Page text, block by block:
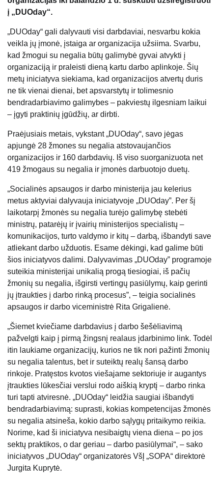
į „DUOday“.
„DUOday“ gali dalyvauti visi darbdaviai, nesvarbu kokia
veikla jų įmonė, įstaiga ar organizacija užsiima. Svarbu,
kad žmogui su negalia būtų galimybė gyvai atvykti į
organizaciją ir praleisti dieną kartu darbo aplinkoje. Šių
metų iniciatyva siekiama, kad organizacijos atvertų duris
ne tik vienai dienai, bet apsvarstytų ir tolimesnio
bendradarbiavimo galimybes – pakviestų ilgesniam laikui
– įgyti praktinių įgūdžių, ar dirbti.
Praėjusiais metais, vykstant „DUOday“, savo jėgas
apjungė 28 žmones su negalia atstovaujančios
organizacijos ir 160 darbdavių. Iš viso suorganizuota net
419 žmogaus su negalia ir įmonės darbuotojo duetų.
„Socialinės apsaugos ir darbo ministerija jau kelerius
metus aktyviai dalyvauja iniciatyvoje „DUOday”. Per šį
laikotarpį žmonės su negalia turėjo galimybę stebėti
ministrų, patarėjų ir įvairių ministerijos specialistų –
komunikacijos, turto valdymo ir kitų – darbą, išbandyti save
atliekant darbo užduotis. Esame dėkingi, kad galime būti
šios iniciatyvos dalimi. Dalyvavimas „DUOday” programoje
suteikia ministerijai unikalią progą tiesiogiai, iš pačių
žmonių su negalia, išgirsti vertingų pasiūlymų, kaip gerinti
jų įtraukties į darbo rinką procesus”, – teigia socialinės
apsaugos ir darbo viceministrė Rita Grigalienė.
„Šiemet kviečiame darbdavius į darbo šešėliavimą
pažvelgti kaip į pirmą žingsnį realaus įdarbinimo link. Todėl
itin laukiame organizacijų, kurios ne tik nori pažinti žmonių
su negalia talentus, bet ir suteiktų realų šansą darbo
rinkoje. Pratęstos kvotos viešajame sektoriuje ir augantys
įtraukties lūkesčiai verslui rodo aiškią kryptį – darbo rinka
turi tapti atviresnė. „DUOday“ leidžia saugiai išbandyti
bendradarbiavimą: suprasti, kokias kompetencijas žmonės
su negalia atsineša, kokio darbo sąlygų pritaikymo reikia.
Norime, kad ši iniciatyva nesibaigtų viena diena – po jos
sektų praktikos, o dar geriau – darbo pasiūlymai“, – sako
iniciatyvos „DUOday“ organizatorės VšĮ „SOPA“ direktorė
Jurgita Kuprytė.